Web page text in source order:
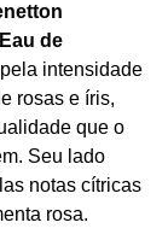
de
intensidade
rosas e íris,
que o
Seu lado
notas cítricas
rosa.